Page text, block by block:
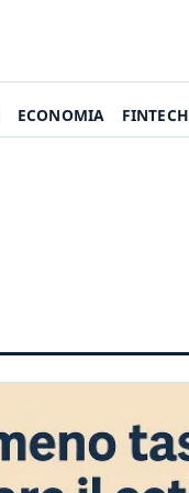
ECONOMIA FINTECH